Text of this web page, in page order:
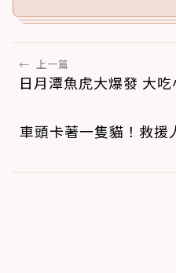
← 上一篇
日月潭魚虎大爆發 大
車頭卡著一隻貓！救援